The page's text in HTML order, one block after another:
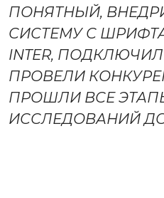
ПОНЯТНЫЙ,
СИСТЕМУ С
INTER,
ПРОВЕЛИ
ПРОШЛИ ВСЕ
ИССЛЕДОВАНИЙ